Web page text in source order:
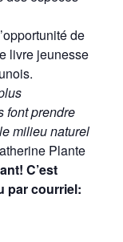
de
livre jeunesse
font prendre
milieu naturel
Plante
C’est
par courriel: